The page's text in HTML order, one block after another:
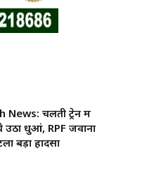
चलती ट्रेन में
उठा धुआं, RPF जवानों
बड़ा हादसा